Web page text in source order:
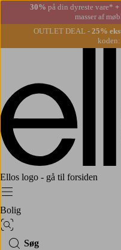
30% på din dyreste vare* +
masser af
OUTLET DEAL - 25%
koden:
Ellos logo - gå til forsiden
Menu
Bolig
Billedsøgning
Søg